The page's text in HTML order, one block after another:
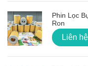
Phin Lọc
Ron
Liên hệ